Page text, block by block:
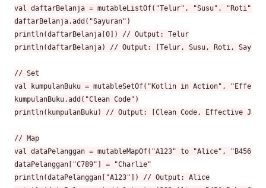
val daftarBelanja = mutableListOf("Telur", "Susu", "Roti")
daftarBelanja.add("Sayuran")
println(daftarBelanja[0]) // Output: Telur
println(daftarBelanja) // Output: [Telur, Susu, Roti,
// Set
val kumpulanBuku = mutableSetOf("Kotlin in Action",
kumpulanBuku.add("Clean Code")
println(kumpulanBuku) // Output: [Clean Code, Effective
// Map
val dataPelanggan = mutableMapOf("A123" to "Alice", "B456"
dataPelanggan["C789"] = "Charlie"
println(dataPelanggan["A123"]) // Output: Alice